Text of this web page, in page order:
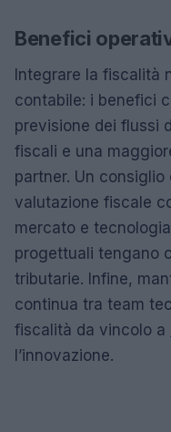
Benefici
Integrare la fiscalità
contabile: i benefici
previsione dei flussi
fiscali e una
partner. Un
valutazione fiscale
mercato e
progettuali tengano
tributarie. Infine,
continua tra team
fiscalità da vincolo a
l’innovazione.